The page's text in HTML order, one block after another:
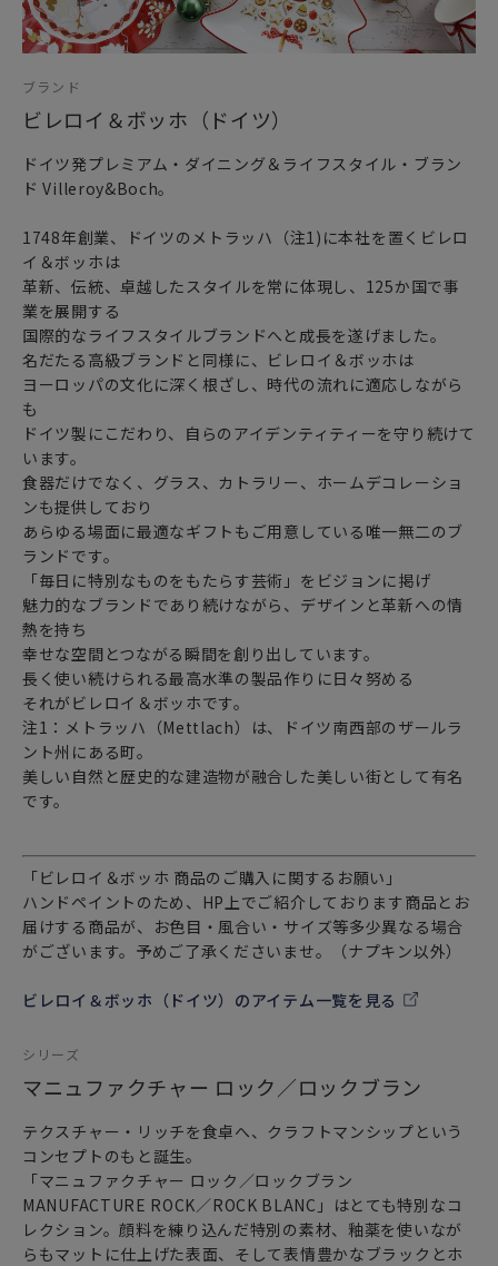
ブランド
ビレロイ＆ボッホ（ドイツ）
ドイツ発プレミアム・ダイニング＆ライフスタイル・ブラン
ド Villeroy&Boch。
1748年創業、ドイツのメトラッハ（注1)に本社を置くビレロ
イ＆ボッホは
革新、伝統、卓越したスタイルを常に体現し、125か国で事
業を展開する
国際的なライフスタイルブランドへと成長を遂げました。
名だたる高級ブランドと同様に、ビレロイ＆ボッホは
ヨーロッパの文化に深く根ざし、時代の流れに適応しながら
も
ドイツ製にこだわり、自らのアイデンティティーを守り続けて
います。
食器だけでなく、グラス、カトラリー、ホームデコレーショ
ンも提供しており
あらゆる場面に最適なギフトもご用意している唯一無二のブ
ランドです。
「毎日に特別なものをもたらす芸術」をビジョンに掲げ
魅力的なブランドであり続けながら、デザインと革新への情
熱を持ち
幸せな空間とつながる瞬間を創り出しています。
長く使い続けられる最高水準の製品作りに日々努める
それがビレロイ＆ボッホです。
注1：メトラッハ（Mettlach）は、ドイツ南西部のザールラ
ント州にある町。
美しい自然と歴史的な建造物が融合した美しい街として有名
です。
「ビレロイ＆ボッホ 商品のご購入に関するお願い」
ハンドペイントのため、HP上でご紹介しております商品とお
届けする商品が、お色目・風合い・サイズ等多少異なる場合
がございます。予めご了承くださいませ。（ナプキン以外）
ビレロイ＆ボッホ（ドイツ）のアイテム一覧を見る
シリーズ
マニュファクチャー ロック／ロックブラン
テクスチャー・リッチを食卓へ、クラフトマンシップという
コンセプトのもと誕生。
「マニュファクチャー ロック／ロックブラン
MANUFACTURE ROCK／ROCK BLANC」はとても特別なコ
レクション。顔料を練り込んだ特別の素材、釉薬を使いなが
らもマットに仕上げた表面、そして表情豊かなブラックとホ